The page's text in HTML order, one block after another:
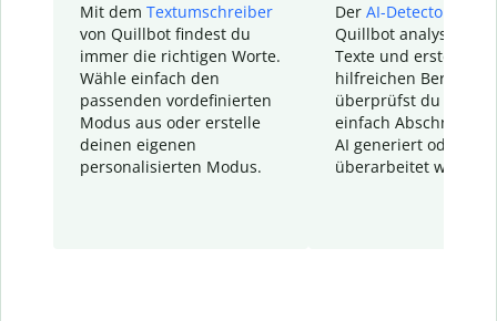
Mit dem Textumschreiber
von Quillbot findest du
immer die richtigen Worte.
Wähle einfach den
passenden vordefinierten
Modus aus oder erstelle
deinen eigenen
personalisierten Modus.
Der AI-Detector
Quillbot analysiert
Texte und erstellt
hilfreichen Bericht.
überprüfst du
einfach Abschnitte,
AI generiert oder
überarbeitet wurden.